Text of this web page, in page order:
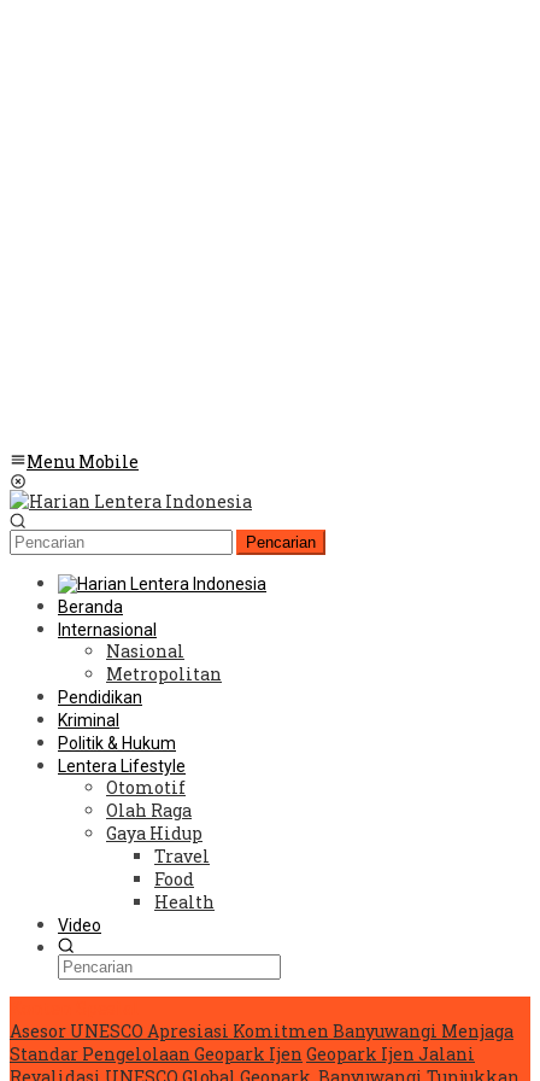
Menu Mobile
Pencarian
Beranda
Internasional
Nasional
Metropolitan
Pendidikan
Kriminal
Politik & Hukum
Lentera Lifestyle
Otomotif
Olah Raga
Gaya Hidup
Travel
Food
Health
Video
Asesor UNESCO Apresiasi Komitmen Banyuwangi Menjaga
Standar Pengelolaan Geopark Ijen Geopark Ijen Jalani